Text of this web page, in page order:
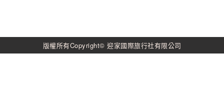
版權所有Copyright© 迎家國際旅行社有限公司